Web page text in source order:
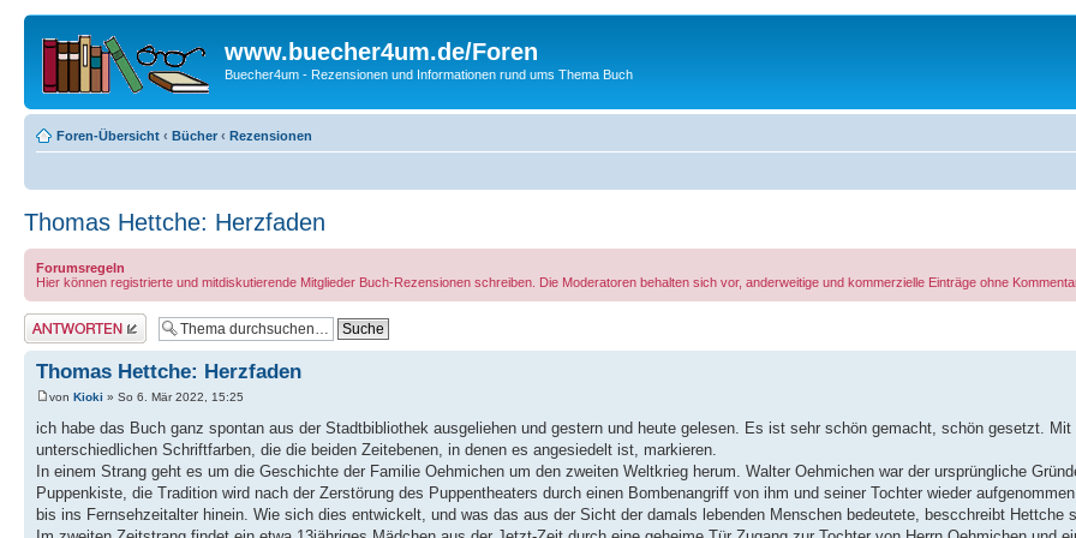
www.buecher4um.de/Foren
Buecher4um - Rezensionen und Informationen rund ums Thema Buch
Foren-Übersicht ‹ Bücher ‹ Rezensionen
Thomas Hettche: Herzfaden
Forumsregeln
Hier können registrierte und mitdiskutierende Mitglieder Buch-Rezensionen schreiben. Die Moderatoren behalten sich vor, anderweitige und kommerzielle Einträge ohne
Antwort erstellen
Thomas Hettche: Herzfaden
von Kioki » So 6. Mär 2022, 15:25
ich habe das Buch ganz spontan aus der Stadtbibliothek ausgeliehen und gestern und heute gelesen. Es ist sehr schön gemacht, schön gesetzt. Mit
unterschiedlichen Schriftfarben, die die beiden Zeitebenen, in denen es angesiedelt ist, markieren.
In einem Strang geht es um die Geschichte der Familie Oehmichen um den zweiten Weltkrieg herum. Walter Oehmichen war der ursprüngliche
Puppenkiste, die Tradition wird nach der Zerstörung des Puppentheaters durch einen Bombenangriff von ihm und seiner Tochter wieder
bis ins Fernsehzeitalter hinein. Wie sich dies entwickelt, und was das aus der Sicht der damals lebenden Menschen bedeutete, bescchreibt Hettche